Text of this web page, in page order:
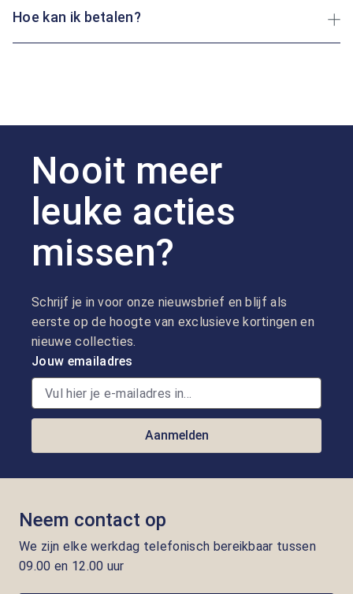
Hoe kan ik betalen?
Nooit meer
leuke acties
missen?
Schrijf je in voor onze nieuwsbrief en blijf als
eerste op de hoogte van exclusieve kortingen en
nieuwe collecties.
Jouw emailadres
Aanmelden
Neem contact op
We zijn elke werkdag telefonisch bereikbaar tussen
09.00 en 12.00 uur